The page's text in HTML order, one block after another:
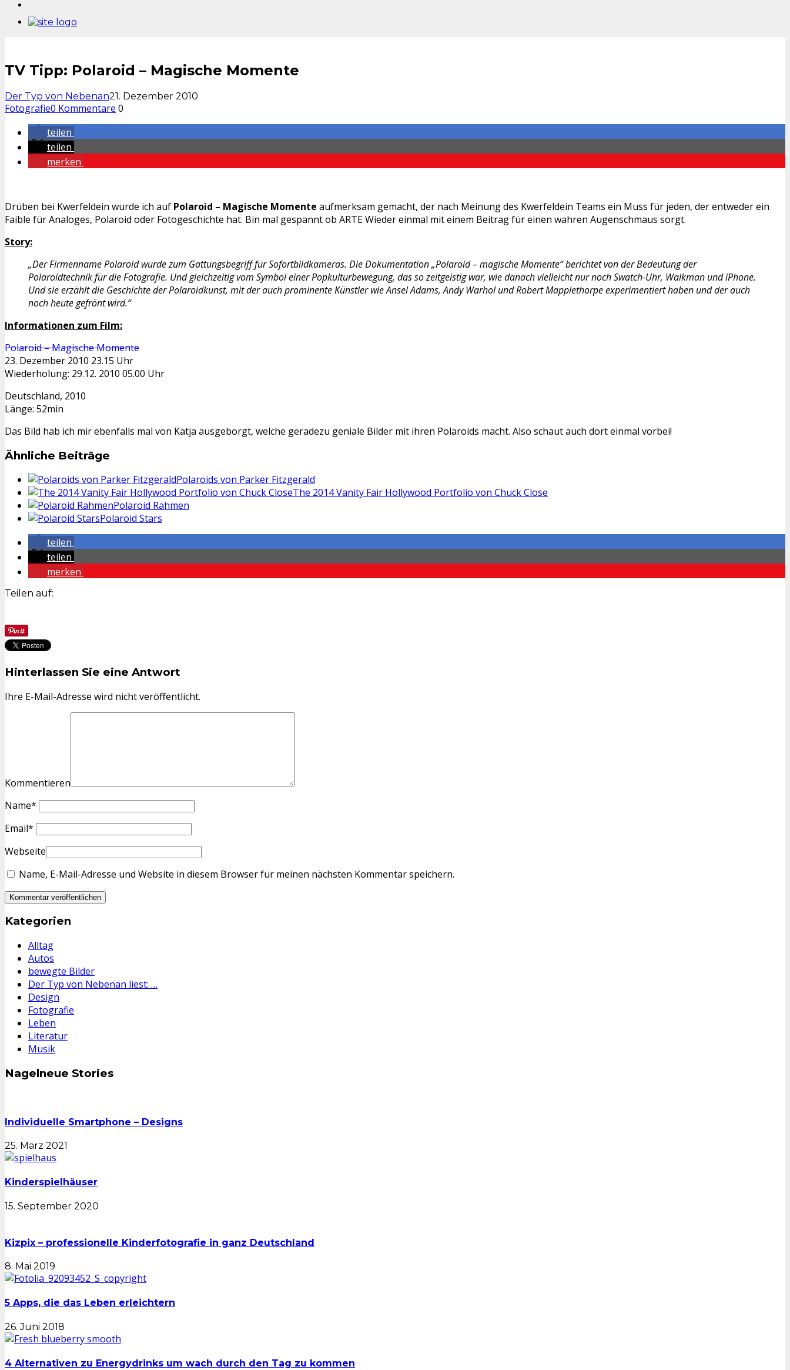
TV Tipp: Polaroid – Magische Momente
Der Typ von Nebenan21. Dezember 2010
Fotografie0 Kommentare 0
teilen
teilen
merken
Drüben bei Kwerfeldein wurde ich auf Polaroid – Magische Momente aufmerksam gemacht, der nach Meinung des Kwerfeldein Teams ein Muss für jeden, der entweder ein
Faible für Analoges, Polaroid oder Fotogeschichte hat. Bin mal gespannt ob ARTE Wieder einmal mit einem Beitrag für einen wahren Augenschmaus sorgt.
Story:
„Der Firmenname Polaroid wurde zum Gattungsbegriff für Sofortbildkameras. Die Dokumentation „Polaroid – magische Momente“ berichtet von der Bedeutung der
Polaroidtechnik für die Fotografie. Und gleichzeitig vom Symbol einer Popkulturbewegung, das so zeitgeistig war, wie danach vielleicht nur noch Swatch-Uhr, Walkman und iPhone.
Und sie erzählt die Geschichte der Polaroidkunst, mit der auch prominente Künstler wie Ansel Adams, Andy Warhol und Robert Mapplethorpe experimentiert haben und der auch
noch heute gefrönt wird.“
Informationen zum Film:
Polaroid – Magische Momente
23. Dezember 2010 23.15 Uhr
Wiederholung: 29.12. 2010 05.00 Uhr
Deutschland, 2010
Länge: 52min
Das Bild hab ich mir ebenfalls mal von Katja ausgeborgt, welche geradezu geniale Bilder mit ihren Polaroids macht. Also schaut auch dort einmal vorbei!
Ähnliche Beiträge
Polaroids von Parker Fitzgerald
The 2014 Vanity Fair Hollywood Portfolio von Chuck Close
Polaroid Rahmen
Polaroid Stars
teilen
teilen
merken
Teilen auf:
Hinterlassen Sie eine Antwort
Ihre E-Mail-Adresse wird nicht veröffentlicht.
Kommentieren
Name*
Email*
Webseite
Name, E-Mail-Adresse und Website in diesem Browser für meinen nächsten Kommentar speichern.
Kategorien
Alltag
Autos
bewegte Bilder
Der Typ von Nebenan liest: …
Design
Fotografie
Leben
Literatur
Musik
Nagelneue Stories
Individuelle Smartphone – Designs
25. März 2021
Kinderspielhäuser
15. September 2020
Kizpix – professionelle Kinderfotografie in ganz Deutschland
8. Mai 2019
5 Apps, die das Leben erleichtern
26. Juni 2018
4 Alternativen zu Energydrinks um wach durch den Tag zu kommen